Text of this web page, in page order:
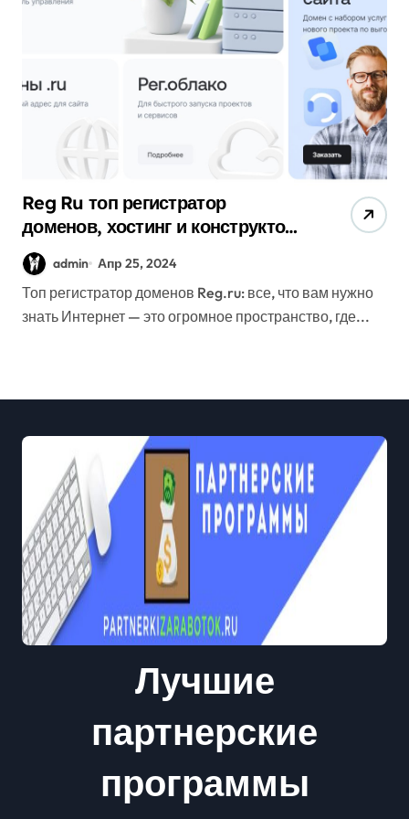
Reg Ru топ регистратор
доменов, хостинг и конструктор
сайтов
admin Апр 25, 2024
Топ регистратор доменов Reg.ru: все, что вам нужно
знать Интернет — это огромное пространство, где...
Лучшие
партнерские
программы